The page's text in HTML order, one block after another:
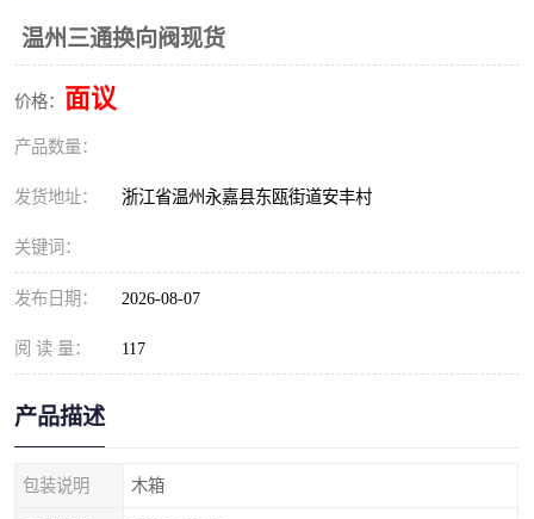
温州三通换向阀现货
价格： 面议
产品数量：
发货地址： 浙江省温州永嘉县东瓯街道安丰村
关键词：
发布日期： 2026-08-07
阅 读 量： 117
产品描述
包装说明 木箱
管道换向器